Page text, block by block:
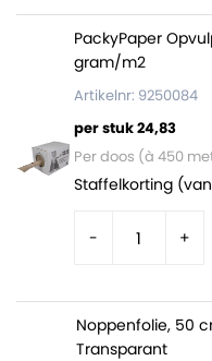
Beschermt je
vuil
Zijn vervaardigd
Documenten
Voorzien van
Geschikt voor A5
stuks.
PackyPaper
gram/m2
Artikelnr: 9250084
per stuk 24,83
Per doos (à 450
Staffelkorting
- +
Noppenfolie, 50
Transparant